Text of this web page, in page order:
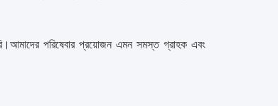
পরিষেবার প্রয়োজন এমন সমস্ত গ্রাহক এবং